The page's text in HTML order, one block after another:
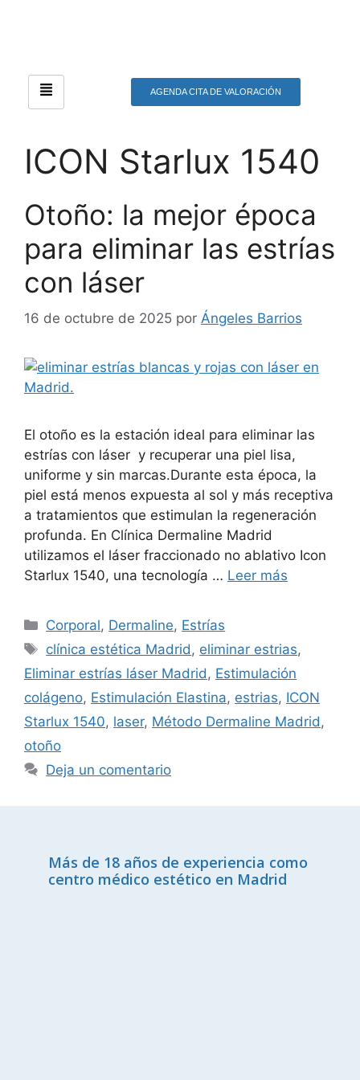
AGENDA CITA DE VALORACIÓN
ICON Starlux 1540
Otoño: la mejor época
para eliminar las estrías
con láser
16 de octubre de 2025 por Ángeles Barrios
El otoño es la estación ideal para eliminar las
estrías con láser y recuperar una piel lisa,
uniforme y sin marcas.Durante esta época, la
piel está menos expuesta al sol y más receptiva
a tratamientos que estimulan la regeneración
profunda. En Clínica Dermaline Madrid
utilizamos el láser fraccionado no ablativo Icon
Starlux 1540, una tecnología … Leer más
Corporal, Dermaline, Estrías
clínica estética Madrid , eliminar estrias,
Eliminar estrías láser Madrid , Estimulación
colágeno, Estimulación Elastina, estrias, ICON
Starlux 1540, laser, Método Dermaline Madrid ,
otoño
Deja un comentario
Más de 18 años de experiencia como
centro médico estético en Madrid